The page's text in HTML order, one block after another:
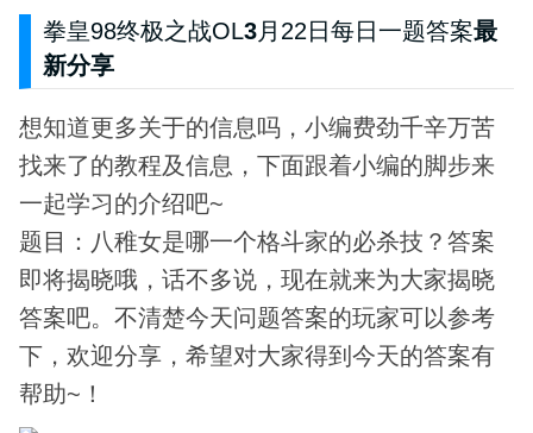
拳皇98终极之战OL3月22日每日一题答案最
新分享
想知道更多关于的信息吗，小编费劲千辛万苦
找来了的教程及信息，下面跟着小编的脚步来
一起学习的介绍吧~
题目：八稚女是哪一个格斗家的必杀技？答案
即将揭晓哦，话不多说，现在就来为大家揭晓
答案吧。不清楚今天问题答案的玩家可以参考
下，欢迎分享，希望对大家得到今天的答案有
帮助~！